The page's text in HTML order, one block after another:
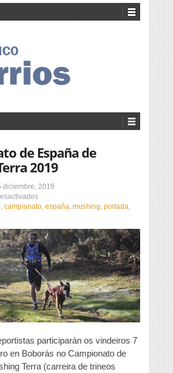
de España de
2019
diciembre, 2019
en
Campionato
de
Mushing
Terra
2019
, campionato, españa, mushing, portada,
participarán os vindeiros 7
en Boborás no Campionato de
Terra (carreira de trineos